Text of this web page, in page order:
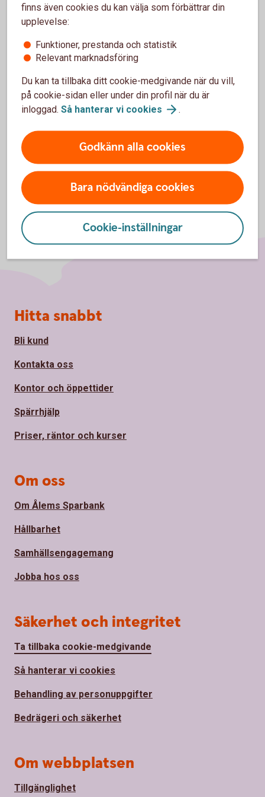
För att se detta innehåll behöver du först
och statistik.
Inställningar för cookies
finns även cookies du kan välja som förbättrar din
upplevelse:
Funktioner, prestanda och statistik
Relevant marknadsföring
Du kan ta tillbaka ditt cookie-medgivande när du vill,
på cookie-sidan eller under din profil när du är
inloggad. Så hanterar vi cookies .
Godkänn alla cookies
Bara nödvändiga cookies
Cookie-inställningar
Sidfot
Hitta snabbt
Bli kund
Kontakta oss
Kontor och öppettider
Spärrhjälp
Priser, räntor och kurser
Om oss
Om Ålems Sparbank
Hållbarhet
Samhällsengagemang
Jobba hos oss
Säkerhet och integritet
Ta tillbaka cookie-medgivande
Så hanterar vi cookies
Behandling av personuppgifter
Bedrägeri och säkerhet
Om webbplatsen
Tillgänglighet